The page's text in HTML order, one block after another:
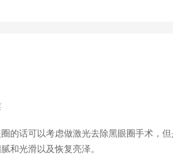
话可以考虑做激光去除黑眼圈手术，但
和光滑以及恢复亮泽。